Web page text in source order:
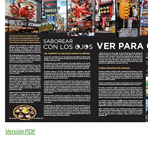
Versión PDF